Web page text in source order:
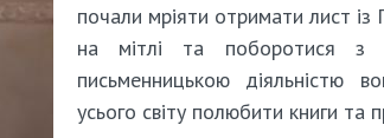
почали мріяти отримати лист із
на мітлі та поборотися з
письменницькою діяльністю
усього світу полюбити книги та